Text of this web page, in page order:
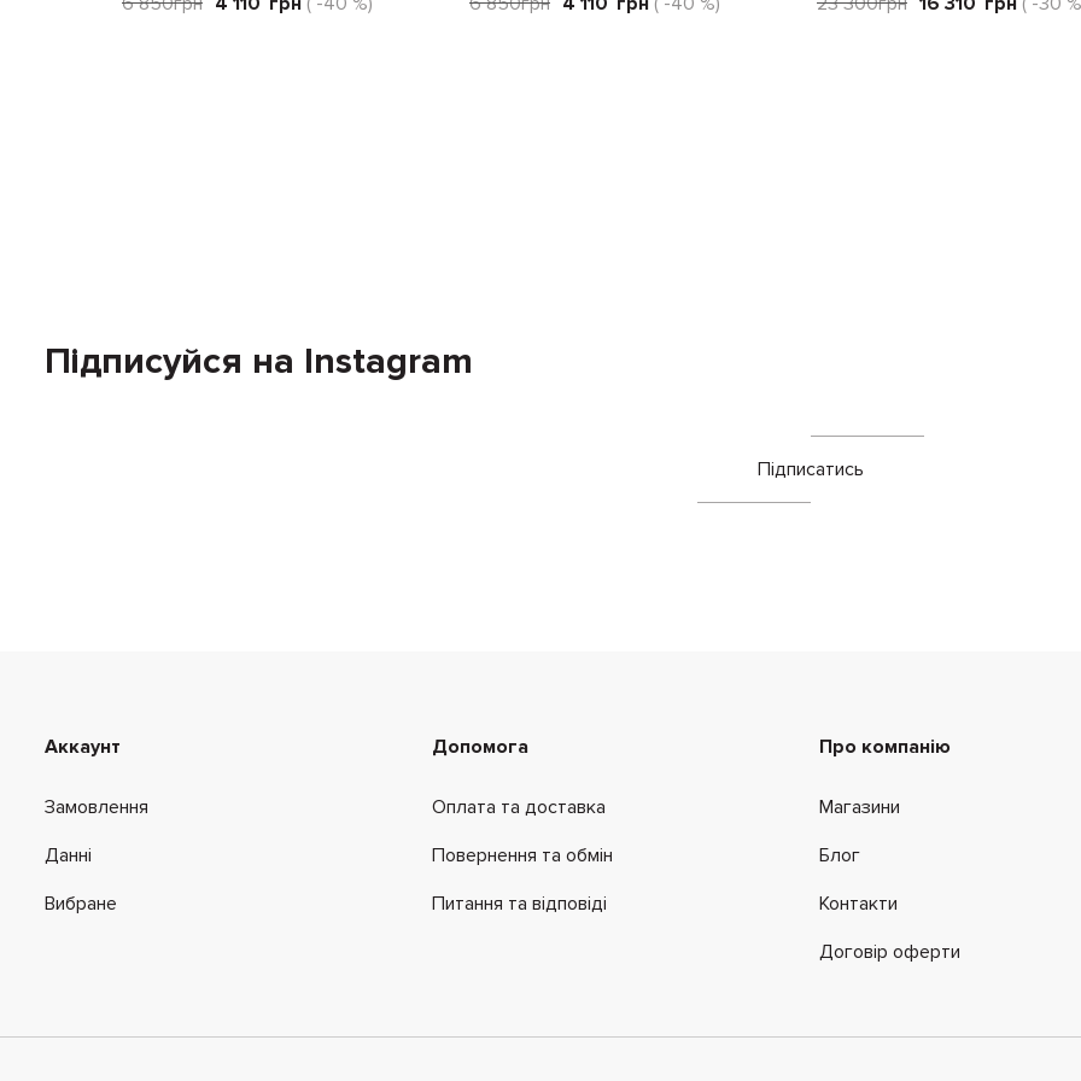
Підписуйся на Instagram
Підписатись
Аккаунт
Замовлення
Данні
Вибране
Допомога
Оплата та доставка
Повернення та обмін
Питання та відповіді
Про компанію
Магазини
Блог
Контакти
Договір оферти